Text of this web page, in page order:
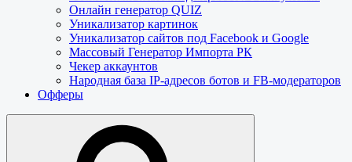
Онлайн генератор QUIZ
Уникализатор картинок
Уникализатор сайтов под Facebook и Google
Массовый Генератор Импорта РК
Чекер аккаунтов
Народная база IP-адресов ботов и FB-модераторов
Офферы